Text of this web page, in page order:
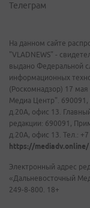
Телеграм
На данном сайте
"VLADNEWS" -
выдано Федеральной
информационных
(Роскомнадзор) 17
Медиа Центр". 690091,
д.20А, офис 13.
редакции: 690091,
д.20А, офис 13. Тел.:
https://mediadv.online/
Электронный адрес
«Дальневосточный
249-8-800. 18+